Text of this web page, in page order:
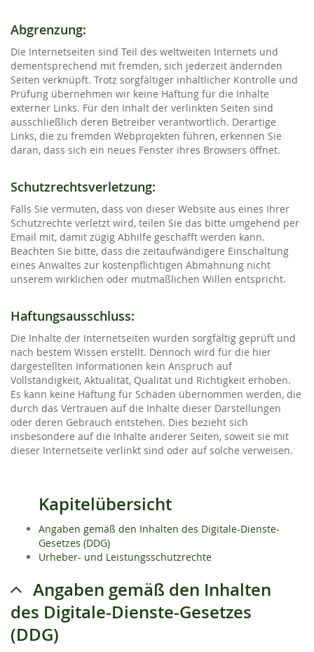
Abgrenzung:
Die Internetseiten sind Teil des weltweiten Internets und
dementsprechend mit fremden, sich jederzeit ändernden
Seiten verknüpft. Trotz sorgfältiger inhaltlicher Kontrolle und
Prüfung übernehmen wir keine Haftung für die Inhalte
externer Links. Für den Inhalt der verlinkten Seiten sind
ausschließlich deren Betreiber verantwortlich. Derartige
Links, die zu fremden Webprojekten führen, erkennen Sie
daran, dass sich ein neues Fenster ihres Browsers öffnet.
Schutzrechtsverletzung:
Falls Sie vermuten, dass von dieser Website aus eines Ihrer
Schutzrechte verletzt wird, teilen Sie das bitte umgehend per
Email mit, damit zügig Abhilfe geschafft werden kann.
Beachten Sie bitte, dass die zeitaufwändigere Einschaltung
eines Anwaltes zur kostenpflichtigen Abmahnung nicht
unserem wirklichen oder mutmaßlichen Willen entspricht.
Haftungsausschluss:
Die Inhalte der Internetseiten wurden sorgfältig geprüft und
nach bestem Wissen erstellt. Dennoch wird für die hier
dargestellten Informationen kein Anspruch auf
Vollständigkeit, Aktualität, Qualität und Richtigkeit erhoben.
Es kann keine Haftung für Schäden übernommen werden, die
durch das Vertrauen auf die Inhalte dieser Darstellungen
oder deren Gebrauch entstehen. Dies bezieht sich
insbesondere auf die Inhalte anderer Seiten, soweit sie mit
dieser Internetseite verlinkt sind oder auf solche verweisen.
Kapitelübersicht
Angaben gemäß den Inhalten des Digitale-Dienste-
Gesetzes (DDG)
Urheber- und Leistungsschutzrechte
Angaben gemäß den Inhalten
des Digitale-Dienste-Gesetzes
(DDG)